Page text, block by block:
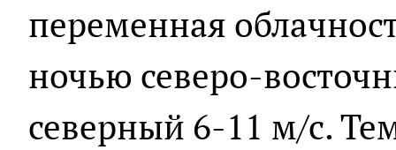
переменная
ночью северо-
северный 6-11 м/с.